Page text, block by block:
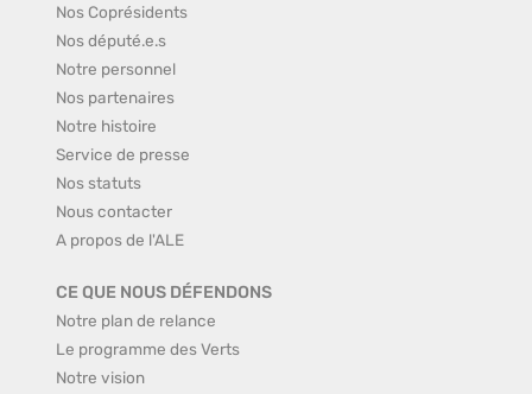
Nos Coprésidents
Nos député.e.s
Notre personnel
Nos partenaires
Notre histoire
Service de presse
Nos statuts
Nous contacter
A propos de l'ALE
CE QUE NOUS DÉFENDONS
Notre plan de relance
Le programme des Verts
Notre vision